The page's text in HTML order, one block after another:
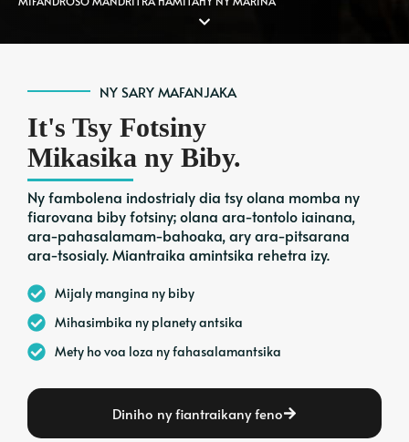
NY SARY MAFANJAKA
It's Tsy Fotsiny
Mikasika ny Biby.
Ny fambolena indostrialy dia tsy olana momba ny
fiarovana biby fotsiny; olana ara-tontolo iainana,
ara-pahasalamam-bahoaka, ary ara-pitsarana
ara-tsosialy. Miantraika amintsika rehetra izy.
Mijaly mangina ny biby
Mihasimbika ny planety antsika
Mety ho voa loza ny fahasalamantsika
Diniho ny fiantraikany feno